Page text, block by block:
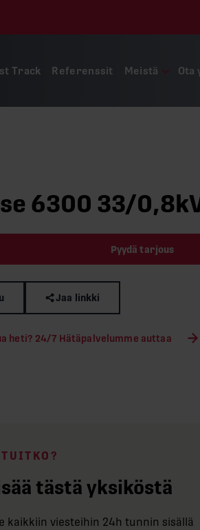
Track Referenssit Meistä Ota
6300 33/
Pyydä tarjous
Jaa linkki
heti? 24/7 Hätäpalvelumme auttaa
tästä yksiköstä
kaikkiin viesteihin 24h tunnin sisällä